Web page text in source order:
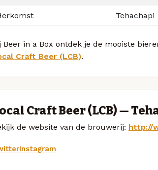
Tehachapi
Beer in a Box ontdek je de mooiste
Craft Beer (LCB).
Craft Beer (LCB) —
de website van de brouwerij: http://
Instagram